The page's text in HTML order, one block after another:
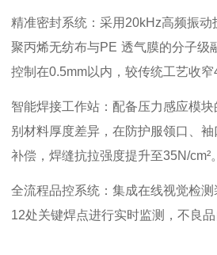
精准密封系统：采用 20kHz高频振动
聚丙烯无纺布与PE 透气膜的分子级
控制在0.5mm以内，较传统工艺收窄
智能焊接工作站：配备压力感应模
别材料厚度差异，在防护服领口、
补偿，焊缝抗拉强度提升至35N/cm²。
全流程品控系统：集成在线视觉检测
12处关键焊点进行实时监测，不良